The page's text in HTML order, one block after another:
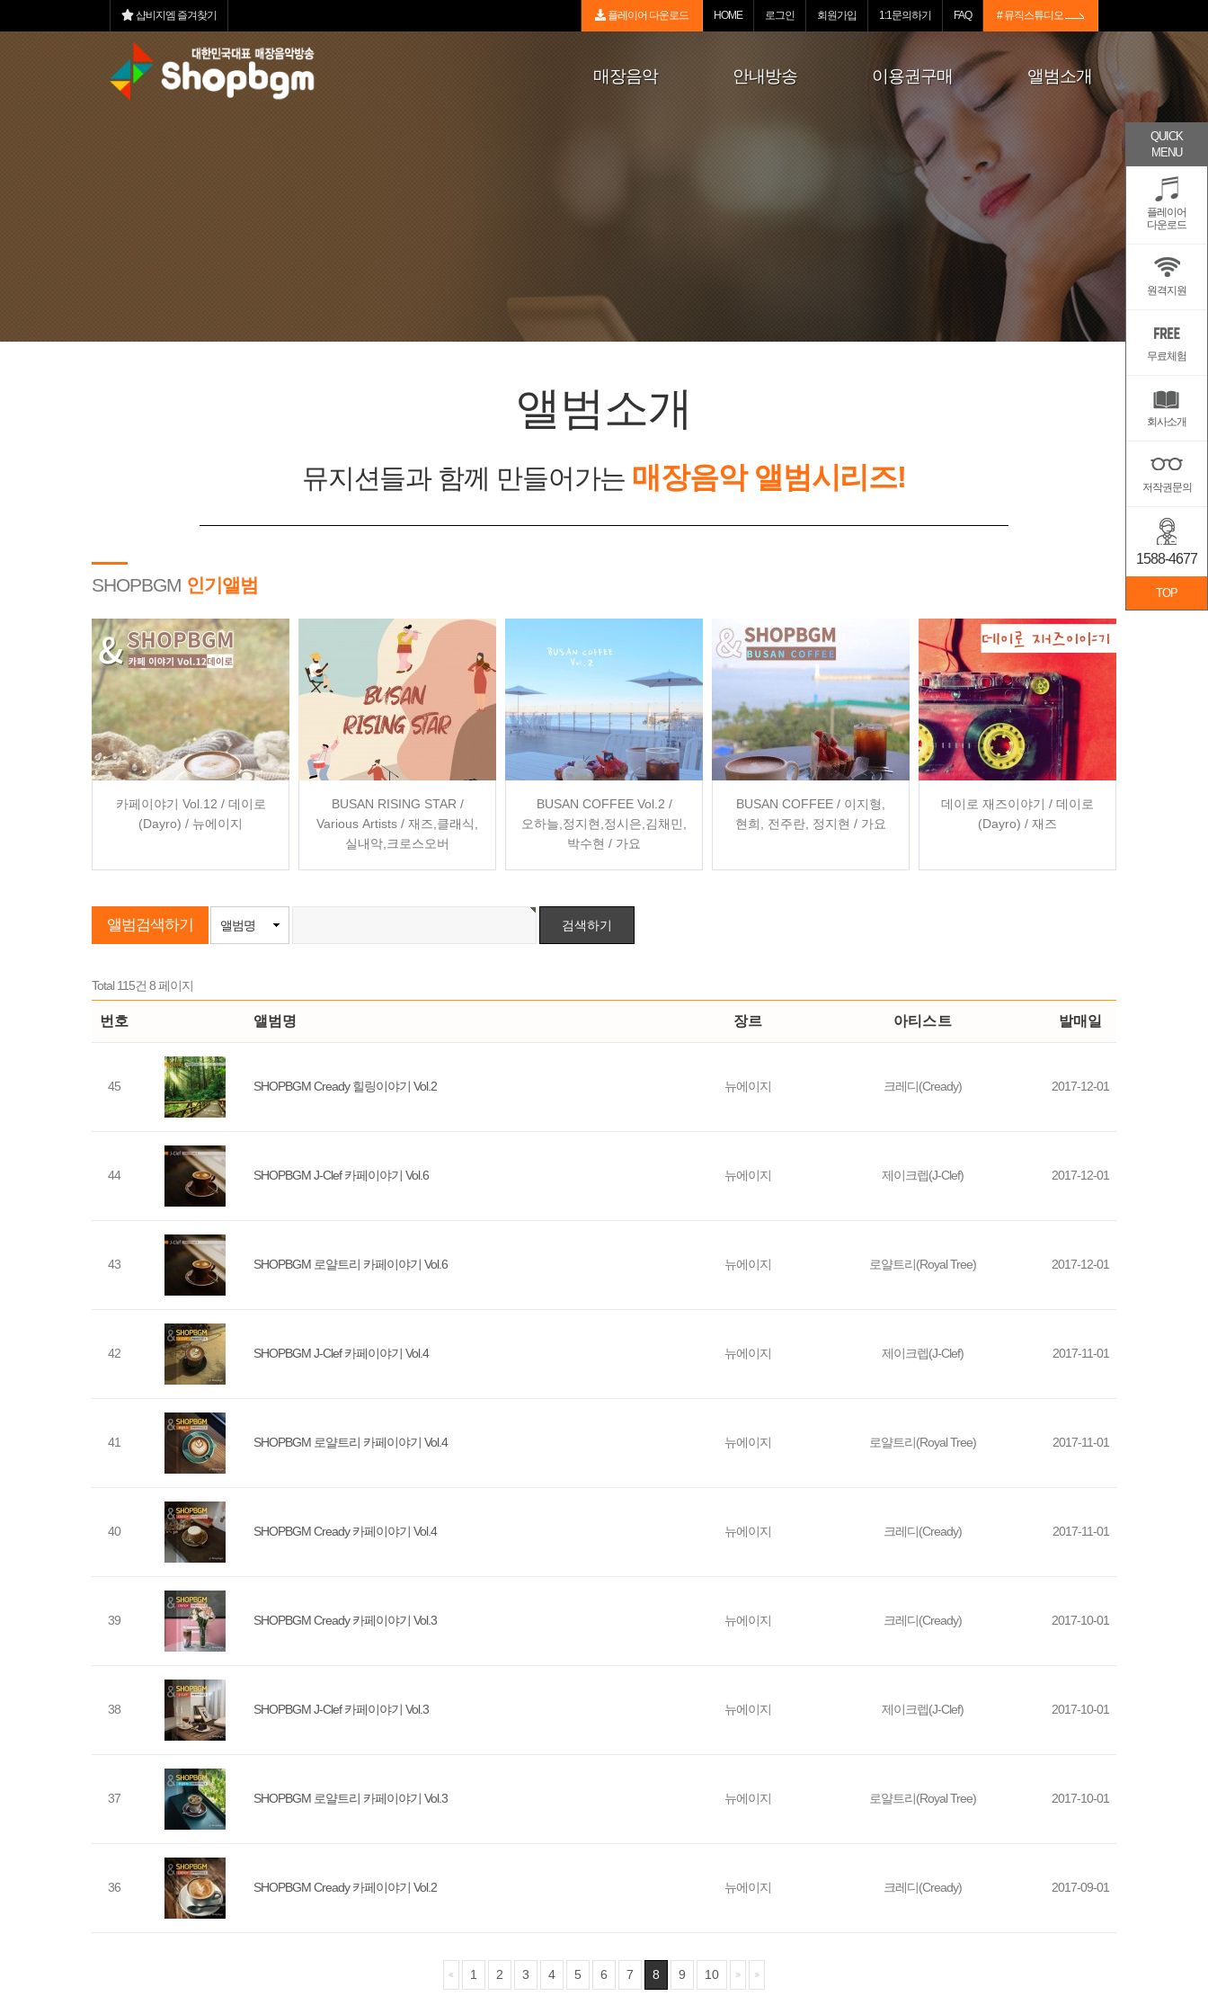
샵비지엠 즐겨찾기 플레이어 다운로드 HOME 로그인 회원가입 1:1문의하기 FAQ # 뮤직스튜디오
매장음악 안내방송 이용권구매 앨범소개
앨범소개
뮤지션들과 함께 만들어가는 매장음악 앨범시리즈!
SHOPBGM 인기앨범
카페이야기 Vol.12 / 데이로
(Dayro) / 뉴에이지
BUSAN RISING STAR /
Various Artists / 재즈,클래식,
실내악,크로스오버
BUSAN COFFEE Vol.2 /
오하늘,정지현,정시은,김채민,
박수현 / 가요
BUSAN COFFEE / 이지형,
현희, 전주란, 정지현 / 가요
데이로 재즈이야기 / 데이로
(Dayro) / 재즈
앨범검색하기 앨범명
Total 115건 8 페이지
번호 앨범명 장르 아티스트 발매일
45 SHOPBGM Cready 힐링이야기 Vol.2 뉴에이지 크레디(Cready) 2017-12-01
44 SHOPBGM J-Clef 카페이야기 Vol.6 뉴에이지 제이크렙(J-Clef) 2017-12-01
43 SHOPBGM 로얄트리 카페이야기 Vol.6 뉴에이지 로얄트리(Royal Tree) 2017-12-01
42 SHOPBGM J-Clef 카페이야기 Vol.4 뉴에이지 제이크렙(J-Clef) 2017-11-01
41 SHOPBGM 로얄트리 카페이야기 Vol.4 뉴에이지 로얄트리(Royal Tree) 2017-11-01
40 SHOPBGM Cready 카페이야기 Vol.4 뉴에이지 크레디(Cready) 2017-11-01
39 SHOPBGM Cready 카페이야기 Vol.3 뉴에이지 크레디(Cready) 2017-10-01
38 SHOPBGM J-Clef 카페이야기 Vol.3 뉴에이지 제이크렙(J-Clef) 2017-10-01
37 SHOPBGM 로얄트리 카페이야기 Vol.3 뉴에이지 로얄트리(Royal Tree) 2017-10-01
36 SHOPBGM Cready 카페이야기 Vol.2 뉴에이지 크레디(Cready) 2017-09-01
1 2 3 4 5 6 7 8 9 10
QUICK
MENU
플레이어
다운로드
원격지원
무료체험
회사소개
저작권문의
1588-4677
TOP